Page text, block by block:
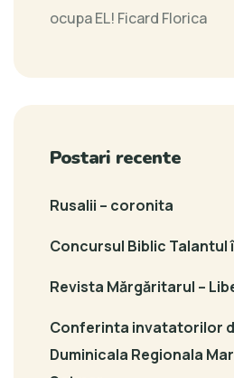
ocupa EL! Ficard Florica
Postari recente
Rusalii – coronita
Concursul Biblic Talantul
Revista Mărgăritarul –
Conferinta invatatorilor
Duminicala Regionala